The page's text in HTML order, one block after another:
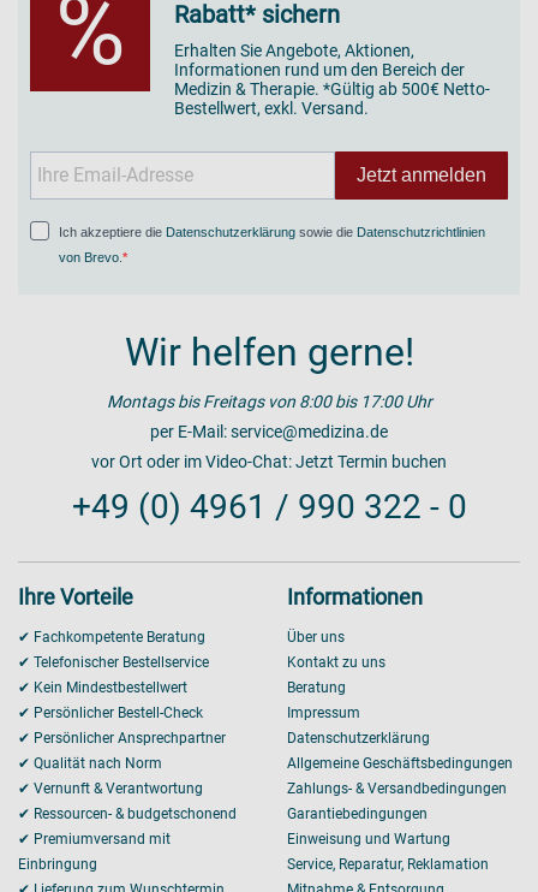
%
Rabatt* sichern
Erhalten Sie Angebote, Aktionen,
Informationen rund um den Bereich der
Medizin & Therapie. *Gültig ab 500€ Netto-
Bestellwert, exkl. Versand.
Jetzt anmelden
Ich akzeptiere die Datenschutzerklärung sowie die Datenschutzrichtlinien
von Brevo
Wir helfen gerne!
Montags bis Freitags von 8:00 bis 17:00 Uhr
per E-Mail:service@medizina.de
vor Ort oder im Video-Chat:Jetzt Termin buchen
+49 (0) 4961 / 990 322 - 0
Ihre Vorteile
✔ Fachkompetente Beratung
✔ Telefonischer Bestellservice
✔ Kein Mindestbestellwert
✔ Persönlicher Bestell-Check
✔ Persönlicher Ansprechpartner
✔ Qualität nach Norm
✔ Vernunft & Verantwortung
✔ Ressourcen- & budgetschonend
✔ Premiumversand mit
Einbringung
Informationen
Über uns
Kontakt zu uns
Beratung
Impressum
Datenschutzerklärung
Allgemeine Geschäftsbedingungen
Zahlungs- & Versandbedingungen
Garantiebedingungen
Einweisung und Wartung
Service, Reparatur, Reklamation